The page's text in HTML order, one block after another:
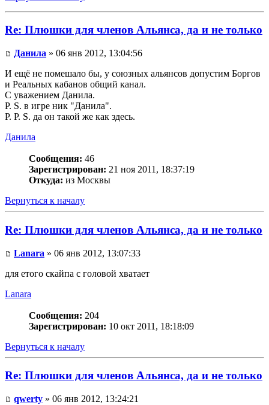
Re: Плюшки для членов Альянса, да и не только
Данила » 06 янв 2012, 13:04:56
И ещё не помешало бы, у союзных альянсов допустим Боргов
и Реальных кабанов общий канал.
С уважением Данила.
P. S. в игре ник "Данила".
P. P. S. да он такой же как здесь.
Данила
Сообщения: 46
Зарегистрирован: 21 ноя 2011, 18:37:19
Откуда: из Москвы
Вернуться к началу
Re: Плюшки для членов Альянса, да и не только
Lanara » 06 янв 2012, 13:07:33
для етого скайпа с головой хватает
Lanara
Сообщения: 204
Зарегистрирован: 10 окт 2011, 18:18:09
Вернуться к началу
Re: Плюшки для членов Альянса, да и не только
qwerty » 06 янв 2012, 13:24:21